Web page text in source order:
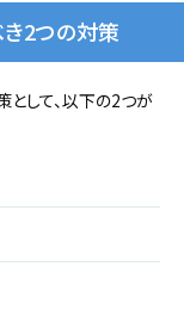
2つの対策
して、以下の2つが